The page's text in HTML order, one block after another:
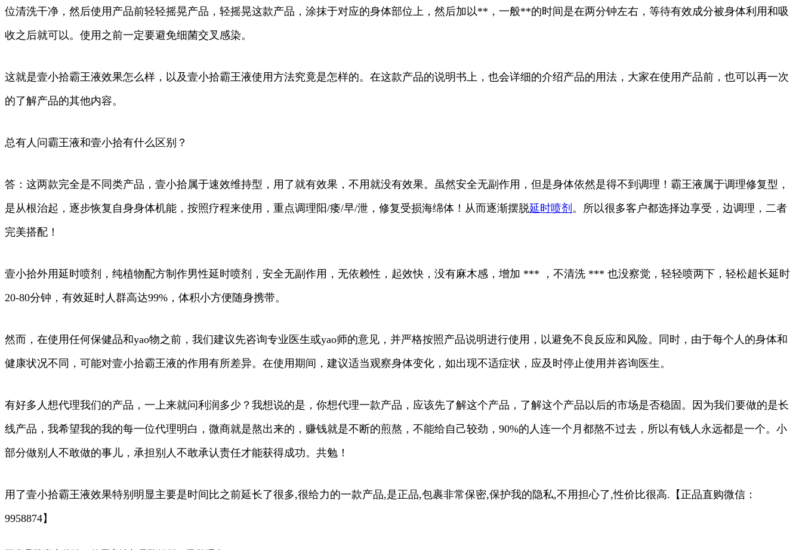
位清洗干净，然后使用产品前轻轻摇晃产品，轻摇晃这款产品，涂抹于对应的身体部位上，然后加以**，一般**的时间是在两分钟左右，等待有效成分被身体利用和吸
收之后就可以。使用之前一定要避免细菌交叉感染。
这就是壹小拾霸王液效果怎么样，以及壹小拾霸王液使用方法究竟是怎样的。在这款产品的说明书上，也会详细的介绍产品的用法，大家在使用产品前，也可以再一次
的了解产品的其他内容。
总有人问霸王液和壹小拾有什么区别？
答：这两款完全是不同类产品，壹小拾属于速效维持型，用了就有效果，不用就没有效果。虽然安全无副作用，但是身体依然是得不到调理！霸王液属于调理修复型，
是从根治起，逐步恢复自身身体机能，按照疗程来使用，重点调理阳/痿/早/泄，修复受损海绵体！从而逐渐摆脱延时喷剂 。所以很多客户都选择边享受，边调理，二者
完美搭配！
壹小拾外用延时喷剂，纯植物配方制作男性延时喷剂，安全无副作用，无依赖性，起效快，没有麻木感，增加 *** ，不清洗 *** 也没察觉，轻轻喷两下，轻松超长延时
20-80分钟，有效延时人群高达99%，体积小方便随身携带。
然而，在使用任何保健品和yao物之前，我们建议先咨询专业医生或yao师的意见，并严格按照产品说明进行使用，以避免不良反应和风险。同时，由于每个人的身体和
健康状况不同，可能对壹小拾霸王液的作用有所差异。在使用期间，建议适当观察身体变化，如出现不适症状，应及时停止使用并咨询医生。
有好多人想代理我们的产品，一上来就问利润多少？我想说的是，你想代理一款产品，应该先了解这个产品，了解这个产品以后的市场是否稳固。因为我们要做的是长
线产品，我希望我的我的每一位代理明白，微商就是熬出来的，赚钱就是不断的煎熬，不能给自己较劲，90%的人连一个月都熬不过去，所以有钱人永远都是一个。小
部分做别人不敢做的事儿，承担别人不敢承认责任才能获得成功。共勉！
用了壹小拾霸王液效果特别明显主要是时间比之前延长了很多,很给力的一款产品,是正品,包裹非常保密,保护我的隐私,不用担心了,性价比很高. 【正品直购微信：
9958874】